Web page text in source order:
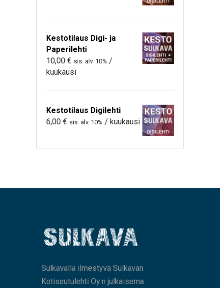
Kestotilaus Digi- ja
Paperilehti
10,00 € sis. alv. 10% /
kuukausi
Kestotilaus Digilehti
6,00 € sis. alv. 10% / kuukausi
Sulkavalla ilmestyvä Sulkavan
Kotiseutulehti Oy:n julkaisema